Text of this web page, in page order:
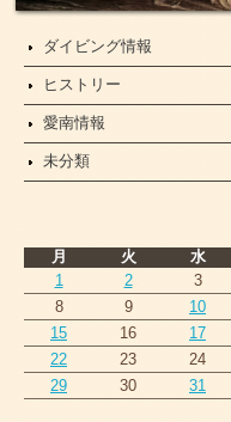
ダイビング情報
ヒストリー
愛南情報
未分類
月
火 水
1
2 3
8
9 10
15
16 17
22
23 24
29
30 31